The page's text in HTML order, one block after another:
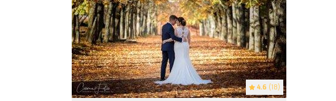
4.6 (18)